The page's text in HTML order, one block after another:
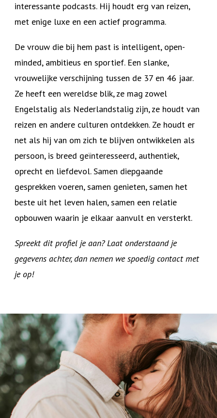
interessante podcasts. Hij houdt erg van reizen,
met enige luxe en een actief programma.
De vrouw die bij hem past is intelligent, open-
minded, ambitieus en sportief. Een slanke,
vrouwelijke verschijning tussen de 37 en 46 jaar.
Ze heeft een wereldse blik, ze mag zowel
Engelstalig als Nederlandstalig zijn, ze houdt van
reizen en andere culturen ontdekken. Ze houdt er
net als hij van om zich te blijven ontwikkelen als
persoon, is breed geïnteresseerd, authentiek,
oprecht en liefdevol. Samen diepgaande
gesprekken voeren, samen genieten, samen het
beste uit het leven halen, samen een relatie
opbouwen waarin je elkaar aanvult en versterkt.
Spreekt dit profiel je aan? Laat onderstaand je
gegevens achter, dan nemen we spoedig contact met
je op!